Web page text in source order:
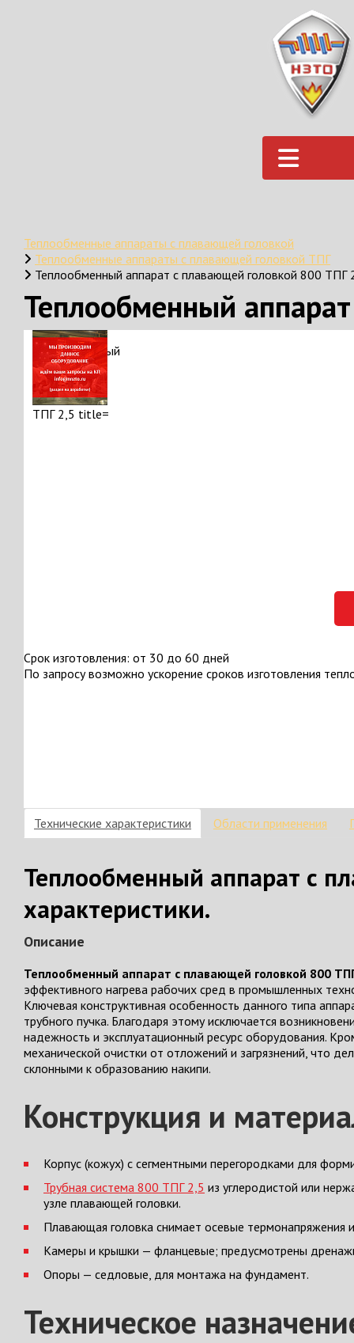
Теплообменные аппараты с плавающей головкой
Теплообменные аппараты с плавающей головкой ТПГ
Теплообменный аппарат с плавающей головкой 800 ТПГ
Теплообменный
Срок изготовления: от 30 до 60 дней
По запросу возможно ускорение сроков изготовления
Технические характеристики Области применения
Теплообменный аппарат с
характеристики.
Описание
Теплообменный аппарат с плавающей головкой 800
эффективного нагрева рабочих сред в промышленных
Ключевая конструктивная особенность данного типа
трубного пучка. Благодаря этому исключается
надежность и эксплуатационный ресурс оборудования.
механической очистки от отложений и загрязнений, что
склонными к образованию накипи.
Конструкция и
Корпус (кожух) с сегментными перегородками для
Трубная система 800 ТПГ 2,5 из углеродистой или
узле плавающей головки.
Плавающая головка снимает осевые термонапряжения
Камеры и крышки — фланцевые; предусмотрены
Опоры — седловые, для монтажа на фундамент.
Техническое